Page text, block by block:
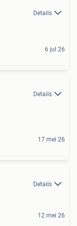
Details
6 jul 26
Details
17 mei 26
Details
12 mei 26